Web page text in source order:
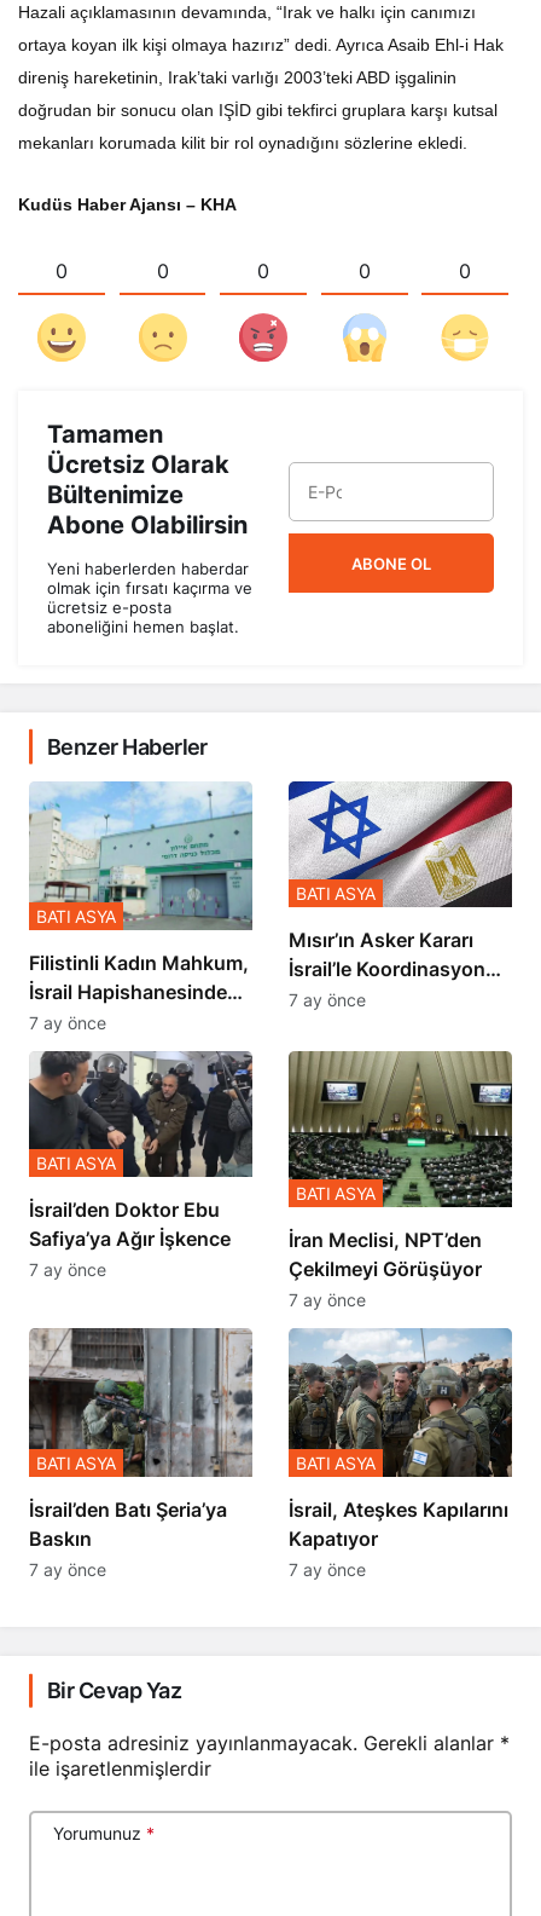
Hazali açıklamasının devamında, “Irak ve halkı için canımızı
ortaya koyan ilk kişi olmaya hazırız” dedi. Ayrıca Asaib Ehl-i Hak
direniş hareketinin, Irak’taki varlığı 2003’teki ABD işgalinin
doğrudan bir sonucu olan IŞİD gibi tekfirci gruplara karşı kutsal
mekanları korumada kilit bir rol oynadığını sözlerine ekledi.
Kudüs Haber Ajansı – KHA
0 0 0 0 0
Tamamen
Ücretsiz Olarak
Bültenimize
Abone Olabilirsin
Yeni haberlerden haberdar
olmak için fırsatı kaçırma ve
ücretsiz e-posta
aboneliğini hemen başlat.
ABONE OL
Benzer Haberler
Filistinli Kadın Mahkum,
İsrail Hapishanesindeki
Zulmü Anlattı
BATI ASYA
7 ay önce
Mısır’ın Asker Kararı
İsrail’le Koordinasyon
İçinde Gerçekleşmiş
BATI ASYA
7 ay önce
İsrail’den Doktor Ebu
Safiya’ya Ağır İşkence
BATI ASYA
7 ay önce
İran Meclisi, NPT’den
Çekilmeyi Görüşüyor
BATI ASYA
7 ay önce
​​​​​​​İsrail’den Batı Şeria’ya
Baskın
BATI ASYA
7 ay önce
İsrail, Ateşkes Kapılarını
Kapatıyor
BATI ASYA
7 ay önce
Bir Cevap Yaz
E-posta adresiniz yayınlanmayacak. Gerekli alanlar *
ile işaretlenmişlerdir
Yorumunuz *